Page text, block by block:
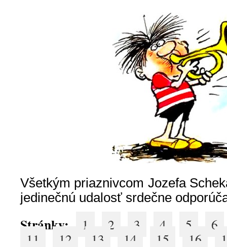
Všetkým priaznivcom Jozefa
jedinečnú udalosť srdečne
Stránky: 1 2 3 4 5
6
11
12 13 14 15 16